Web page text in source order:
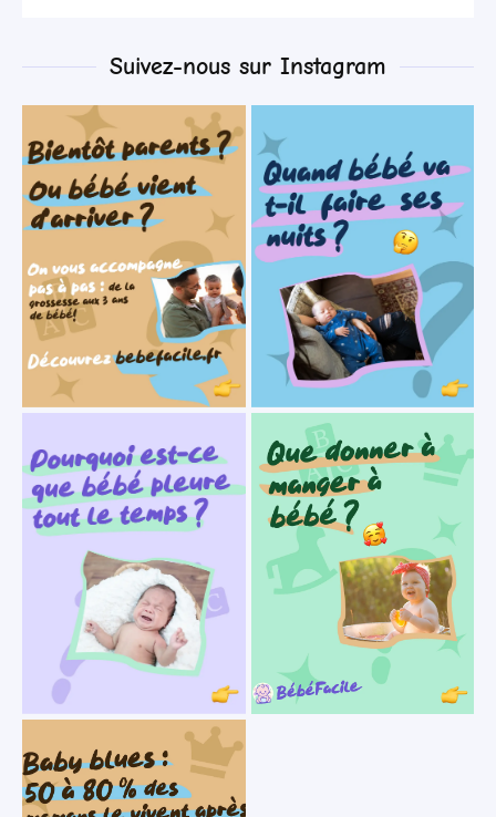
Suivez-nous sur Instagram